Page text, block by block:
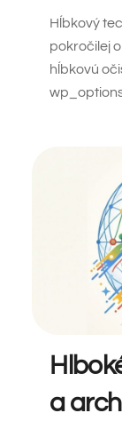
Hĺbkový
pokročilej
hĺbkovú
a